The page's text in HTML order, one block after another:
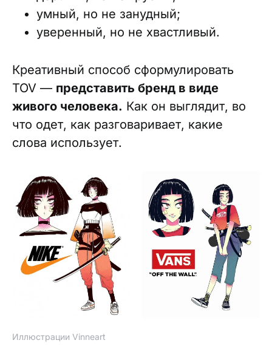
умный, но не занудный;
уверенный, но не хвастливый.
Креативный способ сформулировать
TOV — представить бренд в виде
живого человека. Как он выглядит, во
что одет, как разговаривает, какие
слова использует.
Иллюстрации Vinneart